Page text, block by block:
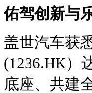
佑驾创新与
盖世汽车获
(1236.HK）
底座、共建